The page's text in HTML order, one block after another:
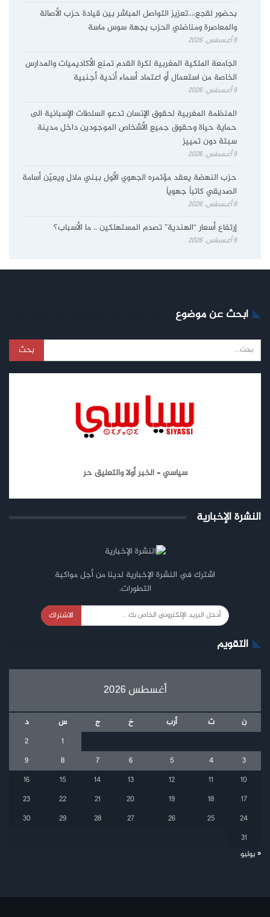
بحضور لقجع….تعزيز التواصل المباشر بين قيادة حزب الأصالة
والمعاصرة ومناضلي الحزب بجهة سوس ماسة
9 أغسطس، 2026
الجامعة الملكية المغربية لكرة القدم تمنع الأكاديميات والمدارس
الخاصة من استعمال أو اعتماد أسماء أندية أجنبية
9 أغسطس، 2026
المنظمة المغربية لحقوق الإنسان تدعو السلطات الإسبانية الى
حماية حياة وحقوق جميع الأشخاص الموجودين داخل مدينة
سبتة دون تمييز
9 أغسطس، 2026
حزب النهضة يعقد مؤتمره الجهوي الأول ببني ملال ويعيّن أسامة
الصديقي كاتباً جهوياً
9 أغسطس، 2026
إرتفاع أسعار “الهندية” تصدم المستهلكين .. ما الأسباب؟
9 أغسطس، 2026
ابحث عن موضوع
سياسي – الخبر أولا والتعليق حر
النشرة الإخبارية
اشترك في النشرة الإخبارية لدينا من أجل مواكبة
التطورات.
الاشتراك
التقويم
أغسطس 2026
ن ث أرب خ ج س
د
1
2
3
4
5
6
7
8
9
10
11
12
13
14
15
16
17
18
19
20
21
22
23
24
25
26
27
28
29
30
31
« يوليو